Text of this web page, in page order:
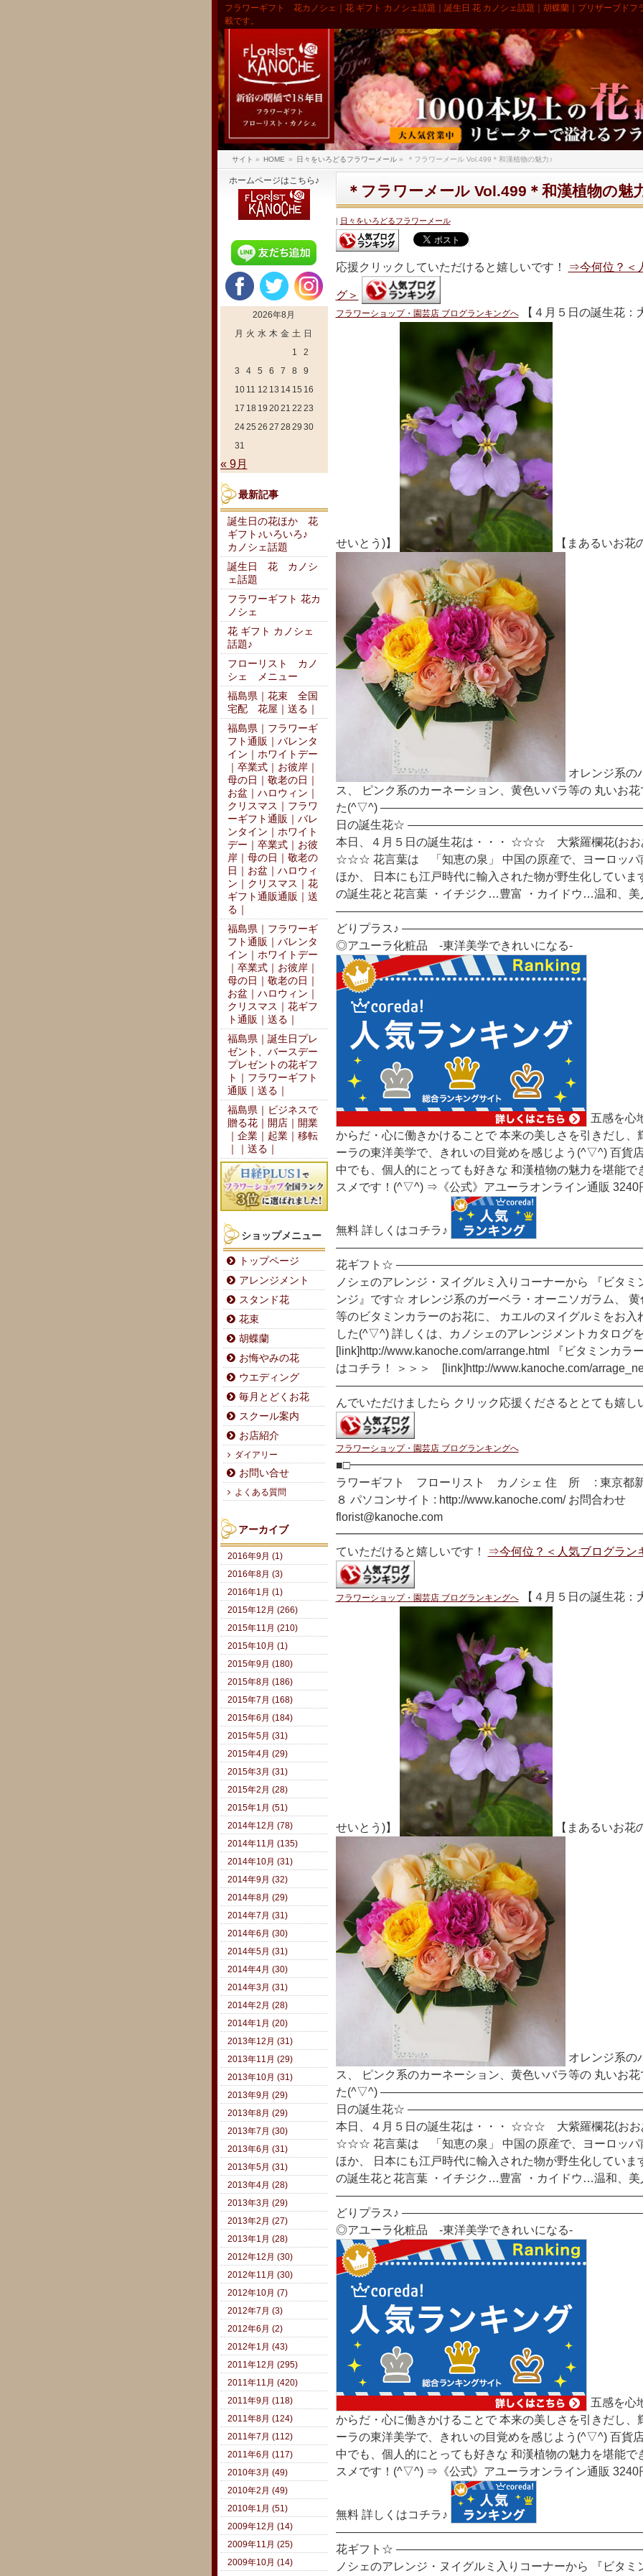
フラワーギフト 花カノシェ｜花 ギフト カノシェ話題｜誕生日 花 カノシェ話題｜胡蝶蘭｜プリザーブドフ
載です。
サイト » HOME » 日々をいろどるフラワーメール» ＊フラワーメール Vol.499＊和漢植物の魅力♪
＊フラワーメール Vol.499＊和漢植物の魅
日々をいろどるフラワーメール
応援クリックしていただけると嬉しいです！ ⇒今何位？＜
グ＞
フラワーショップ・園芸店 ブログランキングへ【４月５日の誕生花：
せいとう)】 【まあるいお花
オレンジ系の
ス、 ピンク系のカーネーション、黄色いバラ等の 丸いお
た(^▽^)
日の誕生花☆
本日、４月５日の誕生花は・・・ ☆☆☆ 大紫羅欄花(お
☆☆☆ 花言葉は 「知恵の泉」 中国の原産で、ヨーロッパ
ほか、 日本にも江戸時代に輸入された物が野生化してい
の誕生花と花言葉 ・イチジク…豊富 ・カイドウ…温和、美
―――――――――――――――――――――――――――――
どりプラス♪
◎アユーラ化粧品 -東洋美学できれいになる-
五感を心
からだ・心に働きかけることで 本来の美しさを引きだし、
ーラの東洋美学で、きれいの目覚めを感じよう(^▽^) 百貨
中でも、個人的にとっても好きな 和漢植物の魅力を堪能で
スメです！(^▽^) ⇒《公式》アユーラオンライン通販 3240
無料 詳しくはコチラ♪
―――――――――――――――――――――――――――――
花ギフト☆
ノシェのアレンジ・ヌイグルミ入りコーナーから 『ビタミ
ンジ』です☆ オレンジ系のガーベラ・オーニソガラム、 黄
等のビタミンカラーのお花に、 カエルのヌイグルミをお入
した(^▽^) 詳しくは、カノシェのアレンジメントカタログ
[link]http://www.kanoche.com/arrange.html 『ビタミンカラ
はコチラ！ ＞＞＞ [link]http://www.kanoche.com/
―――――――――――――――――――――――――――――
んでいただけましたら クリック応援くださるととても嬉
フラワーショップ・園芸店 ブログランキングへ
■□━━━━━━━━━━━━━━━━━━━━━━━━━━━
ラワーギフト フローリスト カノシェ 住 所 : 東京都新
８ パソコンサイト : http://www.kanoche.com/ お問合わ
florist@kanoche.com
━━━━━━━━━━━━━━━━━━━━━━━━━━━□■ 応
ていただけると嬉しいです！
⇒今何位？＜人気ブログラン
フラワーショップ・園芸店 ブログランキングへ【４月５日の誕生花：
せいとう)】 【まあるいお花
オレンジ系の
ス、 ピンク系のカーネーション、黄色いバラ等の 丸いお
た(^▽^)
日の誕生花☆
本日、４月５日の誕生花は・・・ ☆☆☆ 大紫羅欄花(お
☆☆☆ 花言葉は 「知恵の泉」 中国の原産で、ヨーロッパ
ほか、 日本にも江戸時代に輸入された物が野生化してい
の誕生花と花言葉 ・イチジク…豊富 ・カイドウ…温和、美
―――――――――――――――――――――――――――――
どりプラス♪
◎アユーラ化粧品 -東洋美学できれいになる-
五感を心
からだ・心に働きかけることで 本来の美しさを引きだし、
ーラの東洋美学で、きれいの目覚めを感じよう(^▽^) 百貨
中でも、個人的にとっても好きな 和漢植物の魅力を堪能で
スメです！(^▽^) ⇒《公式》アユーラオンライン通販 3240
無料 詳しくはコチラ♪
―――――――――――――――――――――――――――――
花ギフト☆
ノシェのアレンジ・ヌイグルミ入りコーナーから 『ビタミ
ホームページはこちら♪
2026年8月
月 火 水 木 金 土 日
1
2
3
4 5 6 7 8
9
10 11 12 13 14 15 16
17 18 19 2021 22 23
2425 26 27 28 29 30
31
« 9月
最新記事
誕生日の花ほか 花
ギフト♪いろいろ♪
カノシェ話題
誕生日 花 カノシ
ェ話題
フラワーギフト 花カ
ノシェ
花 ギフト カノシェ
話題♪
フローリスト カノ
シェ メニュー
福島県｜花束 全国
宅配 花屋｜送る｜
福島県｜フラワーギ
フト通販｜バレンタ
イン｜ホワイトデー
｜卒業式｜お彼岸｜
母の日｜敬老の日｜
お盆｜ハロウィン｜
クリスマス｜フラワ
ーギフト通販｜バレ
ンタイン｜ホワイト
デー｜卒業式｜お彼
岸｜母の日｜敬老の
日｜お盆｜ハロウィ
ン｜クリスマス｜花
ギフト通販通販｜送
る｜
福島県｜フラワーギ
フト通販｜バレンタ
イン｜ホワイトデー
｜卒業式｜お彼岸｜
母の日｜敬老の日｜
お盆｜ハロウィン｜
クリスマス｜花ギフ
ト通販｜送る｜
福島県｜誕生日プレ
ゼント、バースデー
プレゼントの花ギフ
ト｜フラワーギフト
通販｜送る｜
福島県｜ビジネスで
贈る花｜開店｜開業
｜企業｜起業｜移転
｜｜送る｜
ショップメニュー
トップページ
アレンジメント
スタンド花
花束
胡蝶蘭
お悔やみの花
ウエディング
毎月とどくお花
スクール案内
お店紹介
ダイアリー
お問い合せ
よくある質問
アーカイブ
2016年9月 (1)
2016年8月 (3)
2016年1月 (1)
2015年12月 (266)
2015年11月 (210)
2015年10月 (1)
2015年9月 (180)
2015年8月 (186)
2015年7月 (168)
2015年6月 (184)
2015年5月 (31)
2015年4月 (29)
2015年3月 (31)
2015年2月 (28)
2015年1月 (51)
2014年12月 (78)
2014年11月 (135)
2014年10月 (31)
2014年9月 (32)
2014年8月 (29)
2014年7月 (31)
2014年6月 (30)
2014年5月 (31)
2014年4月 (30)
2014年3月 (31)
2014年2月 (28)
2014年1月 (20)
2013年12月 (31)
2013年11月 (29)
2013年10月 (31)
2013年9月 (29)
2013年8月 (29)
2013年7月 (30)
2013年6月 (31)
2013年5月 (31)
2013年4月 (28)
2013年3月 (29)
2013年2月 (27)
2013年1月 (28)
2012年12月 (30)
2012年11月 (30)
2012年10月 (7)
2012年7月 (3)
2012年6月 (2)
2012年1月 (43)
2011年12月 (295)
2011年11月 (420)
2011年9月 (118)
2011年8月 (124)
2011年7月 (112)
2011年6月 (117)
2010年3月 (49)
2010年2月 (49)
2010年1月 (51)
2009年12月 (14)
2009年11月 (25)
2009年10月 (14)